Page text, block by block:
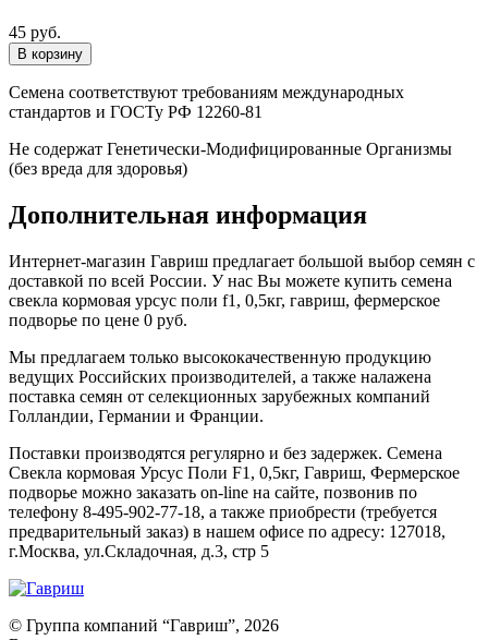
45 руб.
Семена соответствуют требованиям международных
стандартов и ГОСТу РФ 12260-81
Не содержат Генетически-Модифицированные Организмы
(без вреда для здоровья)
Дополнительная информация
Интернет-магазин Гавриш предлагает большой выбор семян с
доставкой по всей России. У нас Вы можете купить семена
свекла кормовая урсус поли f1, 0,5кг, гавриш, фермерское
подворье по цене 0 руб.
Мы предлагаем только высококачественную продукцию
ведущих Российских производителей, а также налажена
поставка семян от селекционных зарубежных компаний
Голландии, Германии и Франции.
Поставки производятся регулярно и без задержек. Семена
Свекла кормовая Урсус Поли F1, 0,5кг, Гавриш, Фермерское
подворье можно заказать on-line на сайте, позвонив по
телефону 8-495-902-77-18, а также приобрести (требуется
предварительный заказ) в нашем офисе по адресу: 127018,
г.Москва, ул.Складочная, д.3, стр 5
© Группа компаний “Гавриш”, 2026